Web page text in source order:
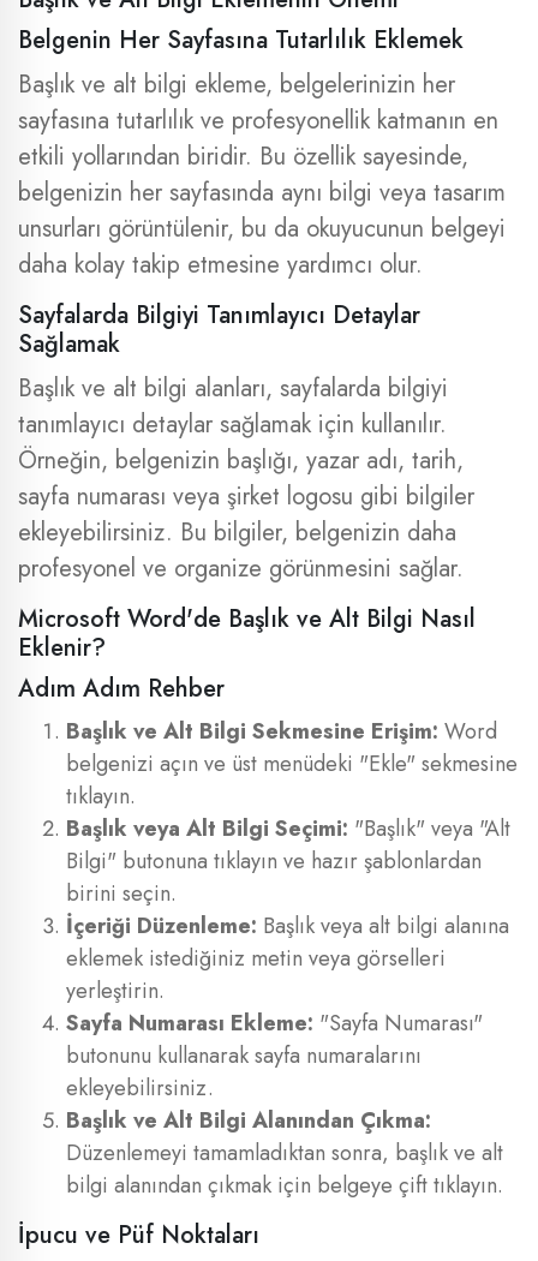
Belgenin Her Sayfasına Tutarlılık Eklemek
Başlık ve alt bilgi ekleme, belgelerinizin her
sayfasına tutarlılık ve profesyonellik katmanın en
etkili yollarından biridir. Bu özellik sayesinde,
belgenizin her sayfasında aynı bilgi veya tasarım
unsurları görüntülenir, bu da okuyucunun belgeyi
daha kolay takip etmesine yardımcı olur.
Sayfalarda Bilgiyi Tanımlayıcı Detaylar
Sağlamak
Başlık ve alt bilgi alanları, sayfalarda bilgiyi
tanımlayıcı detaylar sağlamak için kullanılır.
Örneğin, belgenizin başlığı, yazar adı, tarih,
sayfa numarası veya şirket logosu gibi bilgiler
ekleyebilirsiniz. Bu bilgiler, belgenizin daha
profesyonel ve organize görünmesini sağlar.
Microsoft Word'de Başlık ve Alt Bilgi Nasıl
Eklenir?
Adım Adım Rehber
Başlık ve Alt Bilgi Sekmesine Erişim: Word
belgenizi açın ve üst menüdeki "Ekle" sekmesine
tıklayın.
Başlık veya Alt Bilgi Seçimi: "Başlık" veya "Alt
Bilgi" butonuna tıklayın ve hazır şablonlardan
birini seçin.
İçeriği Düzenleme: Başlık veya alt bilgi alanına
eklemek istediğiniz metin veya görselleri
yerleştirin.
Sayfa Numarası Ekleme: "Sayfa Numarası"
butonunu kullanarak sayfa numaralarını
ekleyebilirsiniz.
Başlık ve Alt Bilgi Alanından Çıkma:
Düzenlemeyi tamamladıktan sonra, başlık ve alt
bilgi alanından çıkmak için belgeye çift tıklayın.
İpucu ve Püf Noktaları